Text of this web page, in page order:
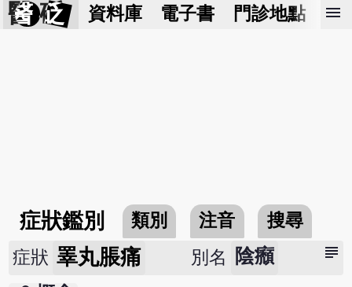
醫 砭 資料庫 電子書 門診地點 預
menu
症狀鑑別 類別 注音 搜尋
subject
症狀 睪丸脹痛 別名 陰㿗